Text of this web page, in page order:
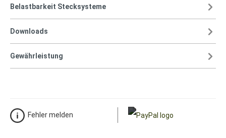
Belastbarkeit Stecksysteme
Downloads
Gewährleistung
Fehler melden